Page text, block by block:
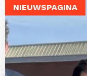
NIEUWSPAGINA